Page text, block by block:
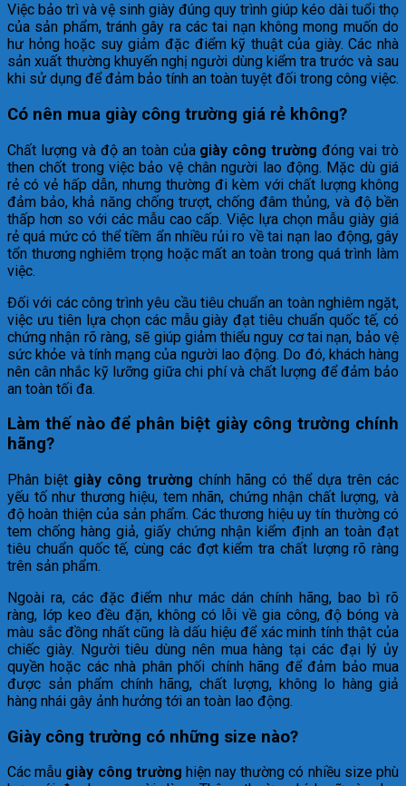
Việc bảo trì và vệ sinh giày đúng quy trình giúp kéo dài tuổi thọ
của sản phẩm, tránh gây ra các tai nạn không mong muốn do
hư hỏng hoặc suy giảm đặc điểm kỹ thuật của giày. Các nhà
sản xuất thường khuyến nghị người dùng kiểm tra trước và sau
khi sử dụng để đảm bảo tính an toàn tuyệt đối trong công việc.
Có nên mua giày công trường giá rẻ không?
Chất lượng và độ an toàn của giày công trường đóng vai trò
then chốt trong việc bảo vệ chân người lao động. Mặc dù giá
rẻ có vẻ hấp dẫn, nhưng thường đi kèm với chất lượng không
đảm bảo, khả năng chống trượt, chống đâm thủng, và độ bền
thấp hơn so với các mẫu cao cấp. Việc lựa chọn mẫu giày giá
rẻ quá mức có thể tiềm ẩn nhiều rủi ro về tai nạn lao động, gây
tổn thương nghiêm trọng hoặc mất an toàn trong quá trình làm
việc.
Đối với các công trình yêu cầu tiêu chuẩn an toàn nghiêm ngặt,
việc ưu tiên lựa chọn các mẫu giày đạt tiêu chuẩn quốc tế, có
chứng nhận rõ ràng, sẽ giúp giảm thiểu nguy cơ tai nạn, bảo vệ
sức khỏe và tính mạng của người lao động. Do đó, khách hàng
nên cân nhắc kỹ lưỡng giữa chi phí và chất lượng để đảm bảo
an toàn tối đa.
Làm thế nào để phân biệt giày công trường chính
hãng?
Phân biệt giày công trường chính hãng có thể dựa trên các
yếu tố như thương hiệu, tem nhãn, chứng nhận chất lượng, và
độ hoàn thiện của sản phẩm. Các thương hiệu uy tín thường có
tem chống hàng giả, giấy chứng nhận kiểm định an toàn đạt
tiêu chuẩn quốc tế, cùng các đợt kiểm tra chất lượng rõ ràng
trên sản phẩm.
Ngoài ra, các đặc điểm như mác dán chính hãng, bao bì rõ
ràng, lớp keo đều đặn, không có lỗi về gia công, độ bóng và
màu sắc đồng nhất cũng là dấu hiệu để xác minh tính thật của
chiếc giày. Người tiêu dùng nên mua hàng tại các đại lý ủy
quyền hoặc các nhà phân phối chính hãng để đảm bảo mua
được sản phẩm chính hãng, chất lượng, không lo hàng giả
hàng nhái gây ảnh hưởng tới an toàn lao động.
Giày công trường có những size nào?
Các mẫu giày công trường hiện nay thường có nhiều size phù